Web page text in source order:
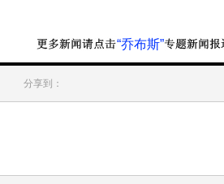
“乔布斯”
分享到：